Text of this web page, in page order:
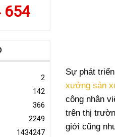
Sự phát
xưởng sản
công nhân
trên thị
giới cũng
654
2
142
366
2249
1434247